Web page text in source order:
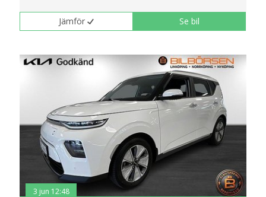
Jämför Se bil
3 jun 12:48